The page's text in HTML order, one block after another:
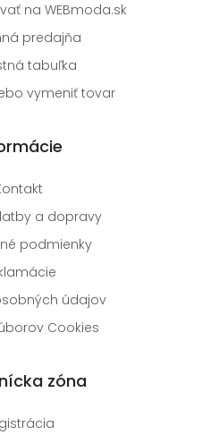
na WEBmoda.sk
predajňa
tabuľka
vymeniť tovar
a dopravy
podmienky
údajov
Cookies
zóna